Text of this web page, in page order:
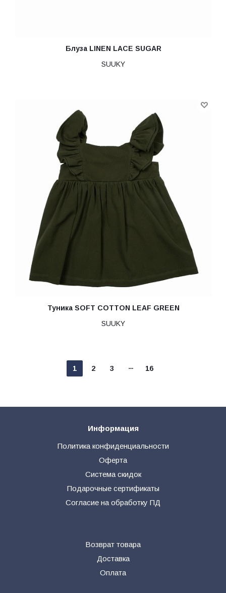
Блуза LINEN LACE SUGAR
SUUKY
Туника SOFT COTTON LEAF GREEN
SUUKY
1 2 3 16
Информация
Политика конфиденциальности
Оферта
Система скидок
Подарочные сертификаты
Согласие на обработку ПД
Возврат товара
Доставка
Оплата